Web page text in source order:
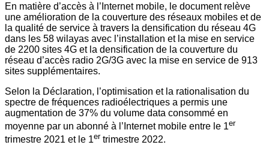
En matière d’accès à l’Internet mobile, le document relève
une amélioration de la couverture des réseaux mobiles et de
la qualité de service à travers la densification du réseau 4G
dans les 58 wilayas avec l’installation et la mise en service
de 2200 sites 4G et la densification de la couverture du
réseau d’accès radio 2G/3G avec la mise en service de 913
sites supplémentaires.
Selon la Déclaration, l’optimisation et la rationalisation du
spectre de fréquences radioélectriques a permis une
augmentation de 37% du volume data consommé en
moyenne par un abonné à l’Internet mobile entre le 1er
trimestre 2021 et le 1er trimestre 2022.